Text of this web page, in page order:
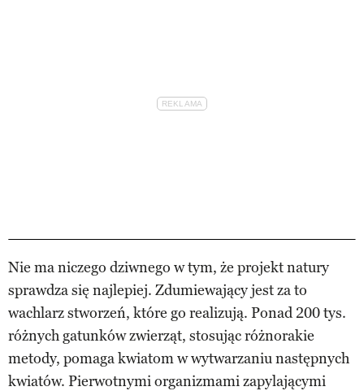
Nie ma niczego dziwnego w tym, że projekt natury
sprawdza się najlepiej. Zdumiewający jest za to
wachlarz stworzeń, które go realizują. Ponad 200 tys.
różnych gatunków zwierząt, stosując różnorakie
metody, pomaga kwiatom w wytwarzaniu następnych
kwiatów. Pierwotnymi organizmami zapylającymi